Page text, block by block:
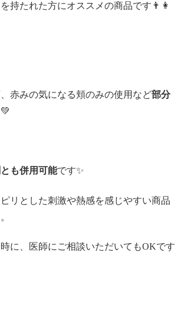
持たれた方にオススメの商品です👨👩
赤みの気になる頬のみの使用など部分
💚
も併用可能です✨
リとした刺激や熱感を感じやすい商品
に、医師にご相談いただいてもOKです